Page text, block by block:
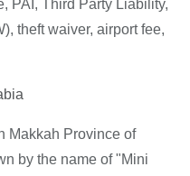
PAI, Third Party Liability,
theft waiver, airport fee,
Makkah Province of
by the name of "Mini